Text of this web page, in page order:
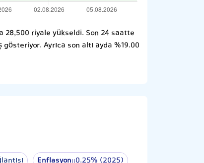
28,500 riyale yükseldi. Son 24 saatte
Ayrıca son altı ayda %19.00